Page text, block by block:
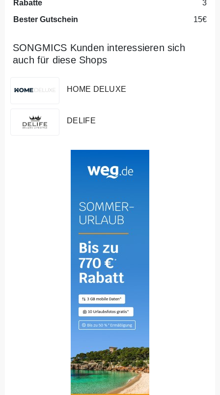
Rabatte
3
Bester Gutschein
15€
SONGMICS Kunden interessieren sich
auch für diese Shops
HOME DELUXE
DELIFE